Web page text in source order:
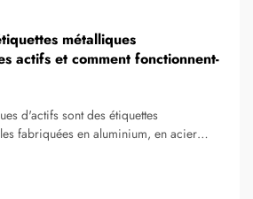
métalliques
actifs et comment fonctionnent-
d'actifs sont des étiquettes
fabriquées en aluminium, en acier
et suivre les équipements, outils,
précieux tout au long de leur cycle